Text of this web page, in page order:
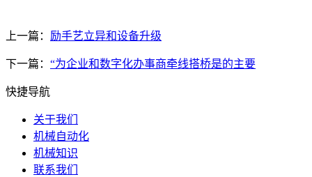
上一篇： 励手艺立异和设备升级
下一篇： “为企业和数字化办事商牵线搭桥是的主要
快捷导航
关于我们
机械自动化
机械知识
联系我们